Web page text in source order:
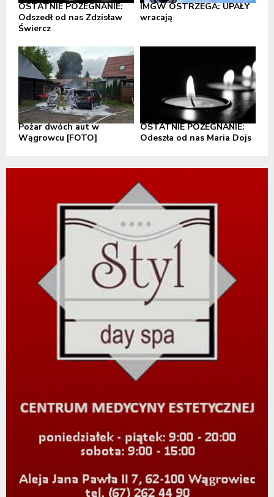
OSTATNIE POŻEGNANIE:
Odszedł od nas Zdzisław
Świercz
IMGW OSTRZEGA: UPAŁY
wracają
Pożar dwóch aut w
Wągrowcu [FOTO]
OSTATNIE POŻEGNANIE:
Odeszła od nas Maria Dojs